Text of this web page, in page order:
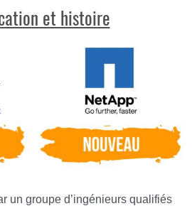
et histoire
un groupe d’ingénieurs qualifiés